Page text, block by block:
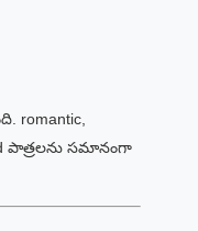
romantic,
పాత్రలను సమానంగా